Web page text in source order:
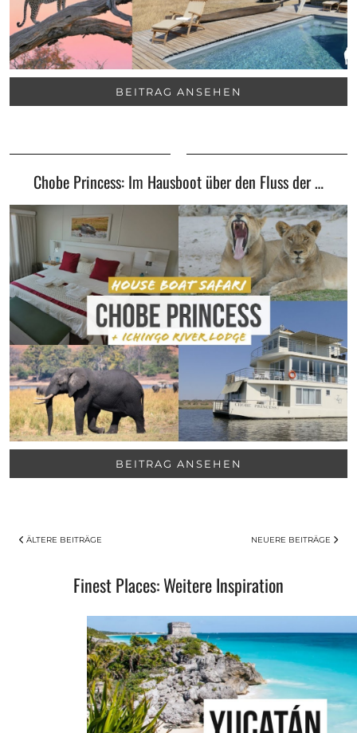
BEITRAG ANSEHEN
Chobe Princess: Im Hausboot über den Fluss der …
BEITRAG ANSEHEN
ÄLTERE BEITRÄGE NEUERE BEITRÄGE
Finest Places: Weitere Inspiration